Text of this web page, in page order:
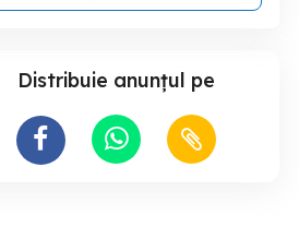
Distribuie anunțul pe